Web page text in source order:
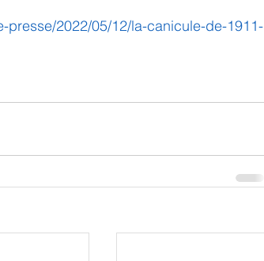
2022/05/12/la-canicule-de-1911-